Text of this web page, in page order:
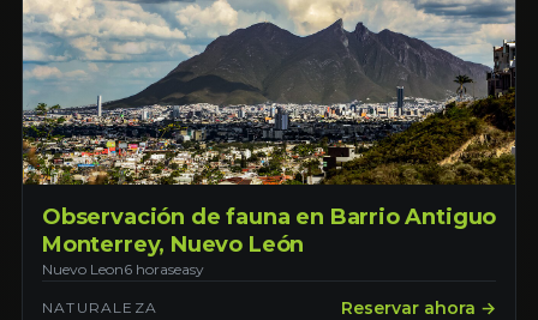
Observación de fauna en Barrio Antiguo
Monterrey, Nuevo León
Nuevo Leon6 horaseasy
NATURALEZA Reservar ahora →